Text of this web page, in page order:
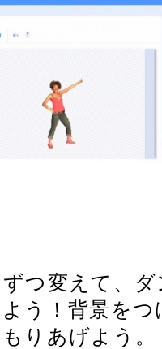
つ変えて、
う！背景を
りあげよう。